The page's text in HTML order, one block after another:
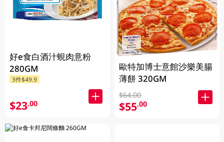
好e食白酒汁蜆肉意粉
280GM
3件$49.9
$23.00
歐特加博士意館沙樂美腸
薄餅 320GM
$64.00
$55.00